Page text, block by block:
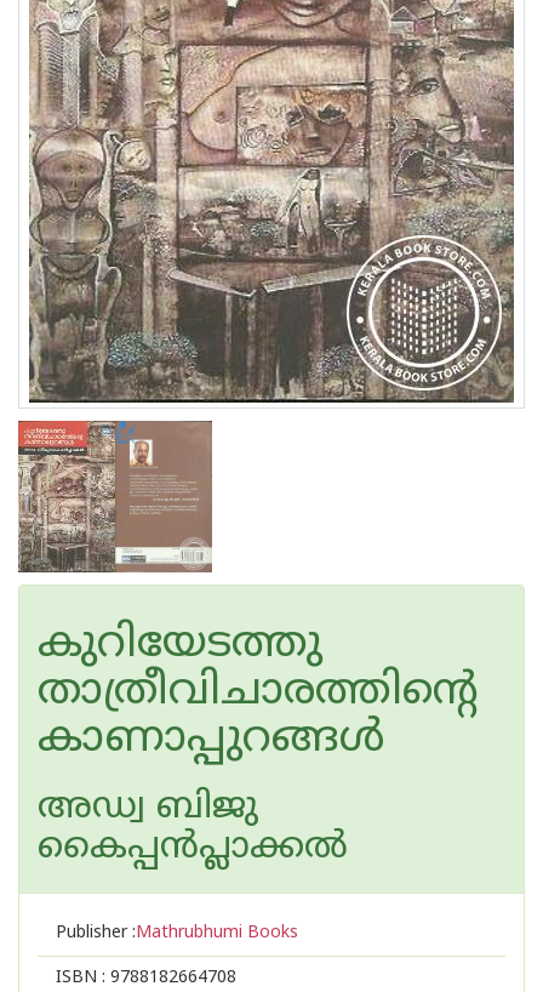
കുറിയേടത്തു
താത്രീവിചാരത്തിന്റെ
കാണാപ്പുറങ്ങള്‍
അഡ്വ ബിജു
കൈപ്പന്‍പ്ലാക്കല്‍
Publisher :Mathrubhumi Books
ISBN : 9788182664708